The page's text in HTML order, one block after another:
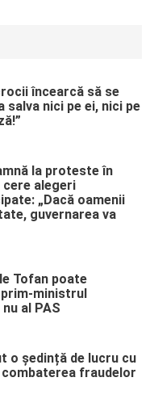
încearcă să se
salva nici pe ei, nici pe
la proteste în
alegeri
„Dacă oamenii
guvernarea va
Tofan poate
ministrul
al PAS
o ședință de lucru cu
combaterea fraudelor